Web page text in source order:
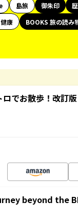
島旅 御朱印
康 BOOKS 旅の読み
でお散歩！改訂版
beyond the